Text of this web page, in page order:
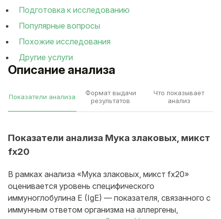
Описание анализа
Показатели анализа
Формат выдачи
результатов
Что показывает
анализ
Показатели анализа Мука злаковых, микст
fx20
В рамках анализа «Мука злаковых, микст fx20»
оценивается уровень специфического
иммуноглобулина E (IgE) — показателя, связанного с
иммунным ответом организма на аллергены,
Подготовка к исследованию
Популярные вопросы
Похожие исследования
Другие услуги